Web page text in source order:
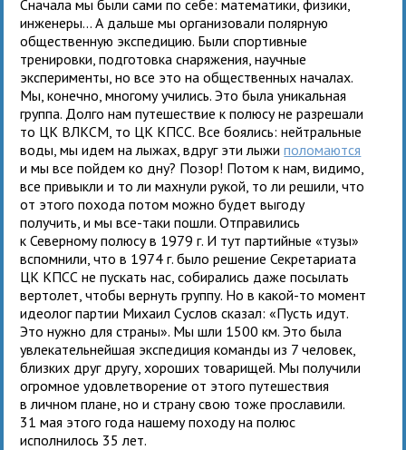
Сначала мы были сами по себе: математики, физики,
инженеры... А дальше мы организовали полярную
общественную экспедицию. Были спортивные
тренировки, подготовка снаряжения, научные
эксперименты, но все это на общественных началах.
Мы, конечно, многому учились. Это была уникальная
группа. Долго нам путешествие к полюсу не разрешали
то ЦК ВЛКСМ, то ЦК КПСС. Все боялись: нейтральные
воды, мы идем на лыжах, вдруг эти лыжиполомаются
и мы все пойдем ко дну? Позор! Потом к нам, видимо,
все привыкли и то ли махнули рукой, то ли решили, что
от этого похода потом можно будет выгоду
получить, и мы все-таки пошли. Отправились
к Северному полюсу в 1979 г. И тут партийные «тузы»
вспомнили, что в 1974 г. было решение Секретариата
ЦК КПСС не пускать нас, собирались даже посылать
вертолет, чтобы вернуть группу. Но в какой-то момент
идеолог партии Михаил Суслов сказал: «Пусть идут.
Это нужно для страны». Мы шли 1500 км. Это была
увлекательнейшая экспедиция команды из 7 человек,
близких друг другу, хороших товарищей. Мы получили
огромное удовлетворение от этого путешествия
в личном плане, но и страну свою тоже прославили.
31 мая этого года нашему походу на полюс
исполнилось 35 лет.